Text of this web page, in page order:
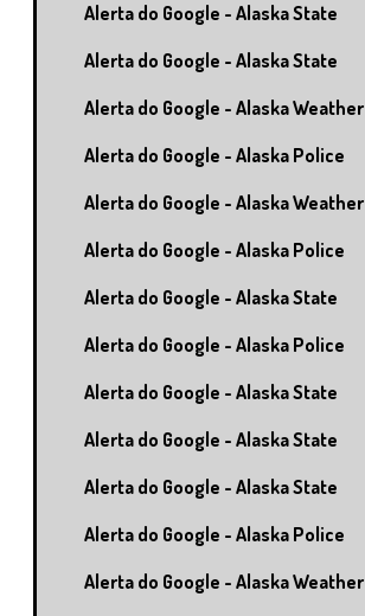
Alerta do Google - Alaska State
Alerta do Google - Alaska State
Alerta do Google - Alaska Weather
Alerta do Google - Alaska Police
Alerta do Google - Alaska Weather
Alerta do Google - Alaska Police
Alerta do Google - Alaska State
Alerta do Google - Alaska Police
Alerta do Google - Alaska State
Alerta do Google - Alaska State
Alerta do Google - Alaska State
Alerta do Google - Alaska Police
Alerta do Google - Alaska Weather